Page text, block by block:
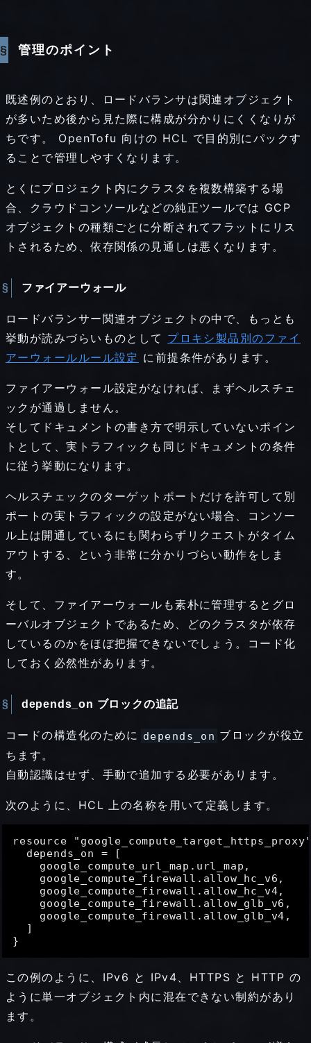
管理のポイント
既述例のとおり、ロードバランサは関連オブジェクト
が多いため後から見た際に構成が分かりにくくなりが
ちです。 OpenTofu 向けの HCL で目的別にパックす
ることで管理しやすくなります。
とくにプロジェクト内にクラスタを複数構築する場
合、クラウドコンソールなどの純正ツールでは GCP
オブジェクトの種類ごとに分断されてフラットにリス
トされるため、依存関係の見通しは悪くなります。
ファイアーウォール
ロードバランサー関連オブジェクトの中で、もっとも
挙動が読みづらいものとして プロキシ製品別のファイ
アーウォールルール設定 に前提条件があります。
ファイアーウォール設定がなければ、まずヘルスチェ
ックが通過しません。
そしてドキュメントの書き方で明示していないポイン
トとして、実トラフィックも同じドキュメントの条件
に従う挙動になります。
ヘルスチェックのターゲットポートだけを許可して別
ポートの実トラフィックの設定がない場合、コンソー
ル上は開通しているにも関わらずリクエストがタイム
アウトする、という非常に分かりづらい動作をしま
す。
そして、ファイアーウォールも素朴に管理するとグロ
ーバルオブジェクトであるため、どのクラスタが依存
しているのかをほぼ把握できないでしょう。コード化
しておく必然性があります。
depends_on ブロックの追記
コードの構造化のために depends_on ブロックが役立
ちます。
自動認識はせず、手動で追加する必要があります。
次のように、HCL 上の名称を用いて定義します。
resource
depends_on
= [
    google_compute_url_map.url_map,
    google_compute_firewall.allow_hc_v6,
    google_compute_firewall.allow_hc_v4,
    google_compute_firewall.allow_glb_v6,
    google_compute_firewall.allow_glb_v4,
  ]
この例のように、IPv6 と IPv4、HTTPS と HTTP の
ように単一オブジェクト内に混在できない制約があり
ます。